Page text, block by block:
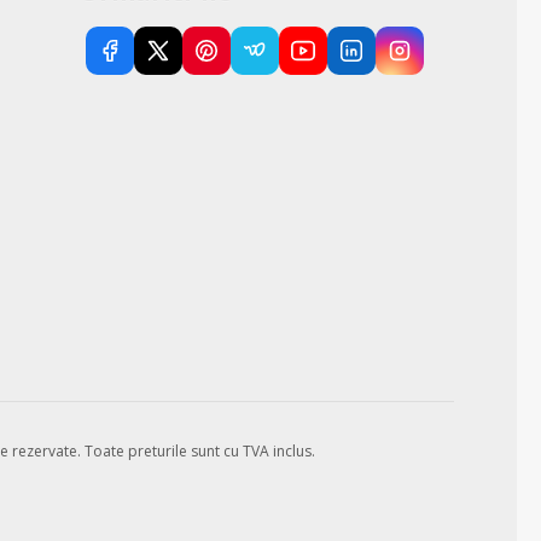
rezervate. Toate preturile sunt cu TVA inclus.